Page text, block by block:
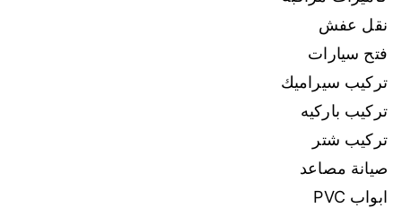
نقل عفش
فتح سيارات
تركيب سيراميك
تركيب باركيه
تركيب شتر
صيانة مصاعد
ابواب PVC